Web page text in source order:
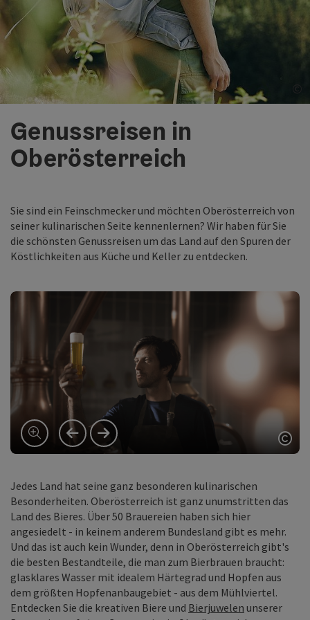
Genussreisen in
Oberösterreich
Sie sind ein Feinschmecker und möchten Oberösterreich von
seiner kulinarischen Seite kennenlernen? Wir haben für Sie
die schönsten Genussreisen um das Land auf den Spuren der
Köstlichkeiten aus Küche und Keller zu entdecken.
vorheriges Element
nächstes Element
Jedes Land hat seine ganz besonderen kulinarischen
Besonderheiten. Oberösterreich ist ganz unumstritten das
Land des Bieres. Über 50 Brauereien haben sich hier
angesiedelt - in keinem anderem Bundesland gibt es mehr.
Und das ist auch kein Wunder, denn in Oberösterreich gibt's
die besten Bestandteile, die man zum Bierbrauen braucht:
glasklares Wasser mit idealem Härtegrad und Hopfen aus
dem größten Hopfenanbaugebiet - aus dem Mühlviertel.
Entdecken Sie die kreativen Biere und Bierjuwelen unserer